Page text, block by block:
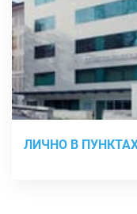
ЛИЧНО В